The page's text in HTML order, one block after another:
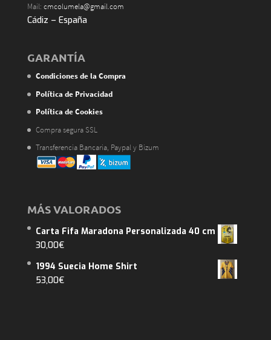
Mail: cmcolumela@gmail.com
Cádiz – España
GARANTÍA
Condiciones de la Compra
Política de Privacidad
Política de Cookies
Compra segura SSL
Transferencia Bancaria, Paypal y Bizum
MÁS VALORADOS
Carta Fifa Maradona Personalizada 40 cm
30,00€
1994 Suecia Home Shirt
53,00€